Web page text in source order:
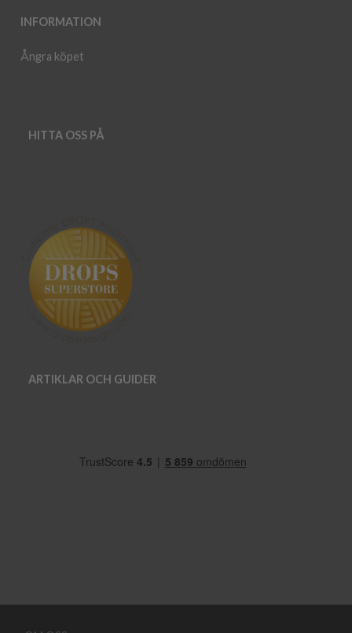
INFORMATION
Ångra köpet
HITTA OSS PÅ
ARTIKLAR OCH GUIDER